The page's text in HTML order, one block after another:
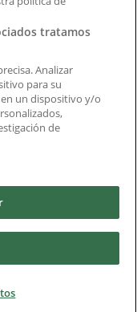
Marketing S.L.U. –
tratamos
Analizar
para su
un dispositivo y/o
de